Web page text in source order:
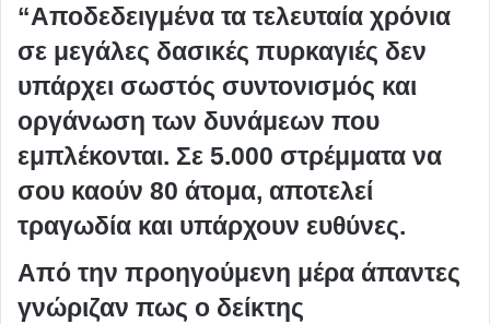
“Αποδεδειγμένα τα τελευταία χρόνια
σε μεγάλες δασικές πυρκαγιές δεν
υπάρχει σωστός συντονισμός και
οργάνωση των δυνάμεων που
εμπλέκονται. Σε 5.000 στρέμματα να
σου καούν 80 άτομα, αποτελεί
τραγωδία και υπάρχουν ευθύνες.
Από την προηγούμενη μέρα άπαντες
γνώριζαν πως ο δείκτης